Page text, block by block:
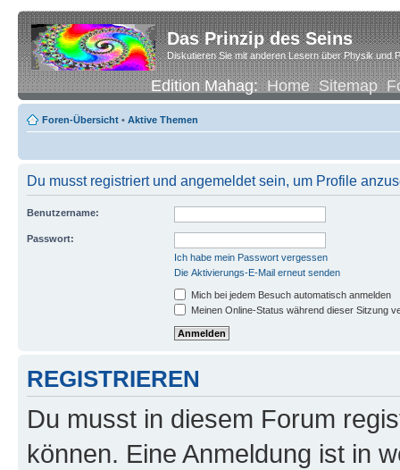
Das Prinzip des Seins
Diskutieren Sie mit anderen Lesern über Physik und
Edition Mahag:Home Sitemap
Foren-Übersicht • Aktive Themen
Du musst registriert und angemeldet sein, um Profile
Benutzername:
Passwort:
Ich habe mein Passwort vergessen
Die Aktivierungs-E-Mail erneut senden
Mich bei jedem Besuch automatisch anmelden
Meinen Online-Status während dieser Sitzung
REGISTRIEREN
Du musst in diesem Forum
können. Eine Anmeldung ist in